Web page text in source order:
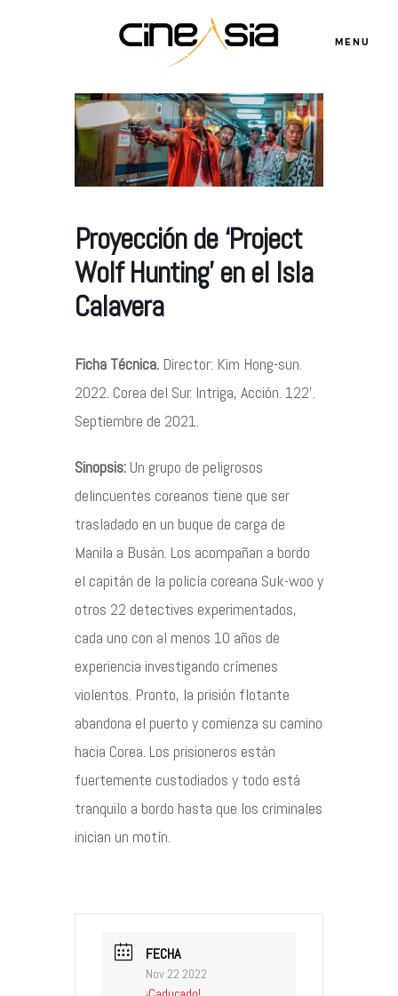
MENU
Proyección de ‘Project
Wolf Hunting’ en el Isla
Calavera
Ficha Técnica. Director: Kim Hong-sun.
2022. Corea del Sur. Intriga, Acción. 122’.
Septiembre de 2021.
Sinopsis: Un grupo de peligrosos
delincuentes coreanos tiene que ser
trasladado en un buque de carga de
Manila a Busán. Los acompañan a bordo
el capitán de la policía coreana Suk-woo y
otros 22 detectives experimentados,
cada uno con al menos 10 años de
experiencia investigando crímenes
violentos. Pronto, la prisión flotante
abandona el puerto y comienza su camino
hacia Corea. Los prisioneros están
fuertemente custodiados y todo está
tranquilo a bordo hasta que los criminales
inician un motín.
FECHA
Nov 22 2022
Servicios
©2026 COPYRIGHT FLOTHEMES